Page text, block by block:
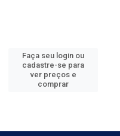
Faça seu login ou
cadastre-se para
ver preços e
comprar